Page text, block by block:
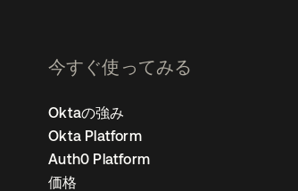
今すぐ使ってみる
Oktaの強み
Okta Platform
Auth0 Platform
価格